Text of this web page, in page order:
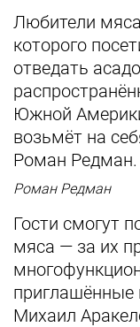
Любители
которого
отведать
Южной
возьмёт на
Роман Редман.
Роман Редман
Гости смогут
мяса — за их
приглашённые
Михаил